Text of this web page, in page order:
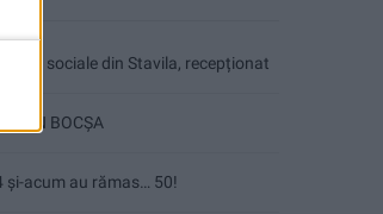
sociale din Stavila, recepționat
ÎN BOCȘA
și-acum au rămas… 50!